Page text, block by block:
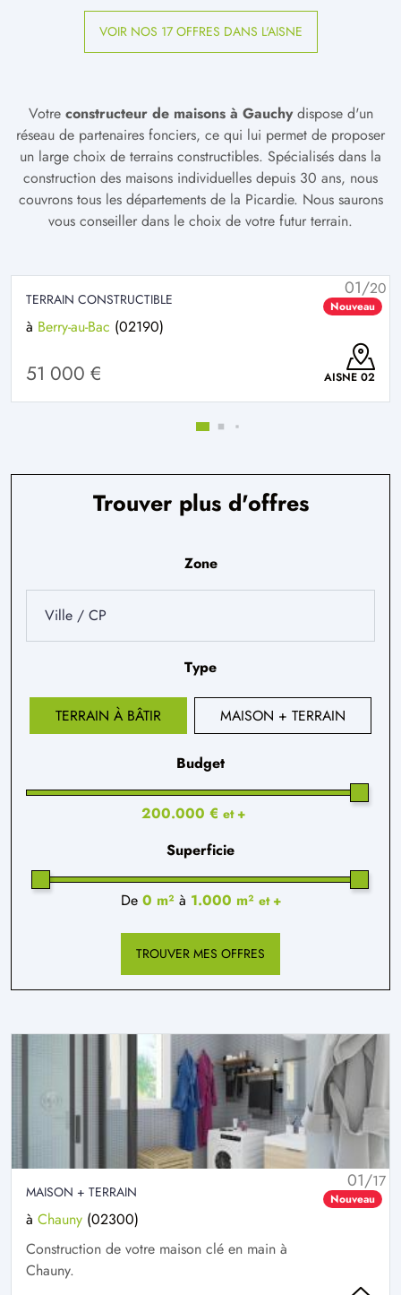
VOIR NOS 17 OFFRES DANS L'AISNE
Votre constructeur de maisons à Gauchydispose d'un
réseau de partenaires fonciers, ce qui lui permet de proposer
un large choix de terrains constructibles. Spécialisés dans la
construction des maisons individuelles depuis 30 ans, nous
couvrons tous les départements de la Picardie. Nous saurons
vous conseiller dans le choix de votre futur terrain.
01/20
Nouveau
TERRAIN CONSTRUCTIBLE
à Berry-au-Bac (02190)
51 000 € AISNE 02
Trouver plus d'offres
Zone
Type
TERRAIN À BÂTIR MAISON + TERRAIN
Budget
200.000 € et +
Superficie
De 0 m² à 1.000 m² et +
TROUVER MES OFFRES
01/17
Nouveau
MAISON + TERRAIN
à Chauny (02300)
Construction de votre maison clé en main à
Chauny.